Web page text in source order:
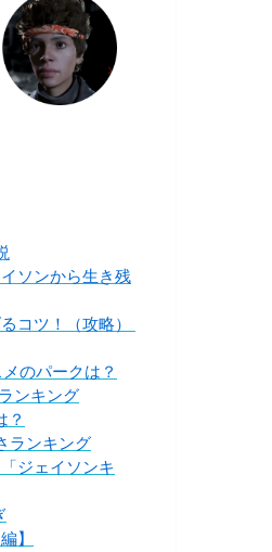
ソンから生き残
コツ！（攻略）
のパークは？
ンキング
？
ランキング
ジェイソンキ
】